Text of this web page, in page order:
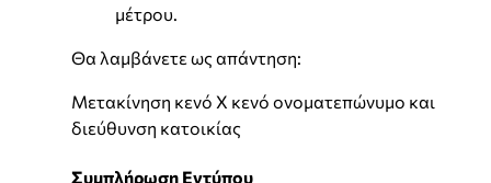
μέτρου.
Θα λαμβάνετε ως απάντηση:
Μετακίνηση κενό X κενό ονοματεπώνυμο και
διεύθυνση κατοικίας
Συμπλήρωση Εντύπου